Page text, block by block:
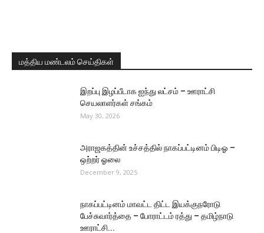
மத்திய மண்டலம் செய்திகள்
இறப்பு இழப்பீடாக ஐந்து லட்சம் – ஊராட்சி
செயலாளர்கள் சங்கம்
May 30, 2026
அராஜகத்தின் உச்சத்தில் நாகப்பட்டினம் பிடிஓ –
ஒற்றர் ஓலை
December 9, 2025
நாகப்பட்டினம் மாவட்ட திட்ட இயக்குநரோடு
பேச்சுவார்த்தை – போராட்டம் ரத்து – தமிழ்நாடு
ஊராட்சி...